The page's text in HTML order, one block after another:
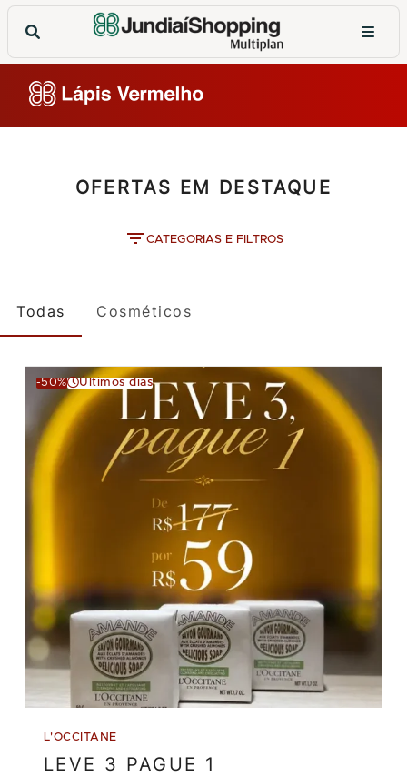
OFERTAS EM DESTAQUE
CATEGORIAS E FILTROS
Todas Cosméticos
-50% Últimos dias
L'OCCITANE
LEVE 3 PAGUE 1